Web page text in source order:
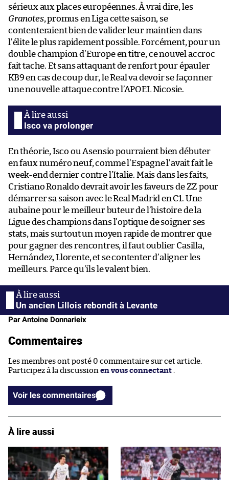
sérieux aux places européennes. À vrai dire, les
Granotes, promus en Liga cette saison, se
contenteraient bien de valider leur maintien dans
l’élite le plus rapidement possible. Forcément, pour un
double champion d’Europe en titre, ce nouvel accroc
fait tache. Et sans attaquant de renfort pour épauler
KB9 en cas de coup dur, le Real va devoir se façonner
une nouvelle attaque contre l’APOEL Nicosie.
Isco va prolonger
En théorie, Isco ou Asensio pourraient bien débuter
en faux numéro neuf, comme l’Espagne l’avait fait le
week-end dernier contre l’Italie. Mais dans les faits,
Cristiano Ronaldo devrait avoir les faveurs de ZZ pour
démarrer sa saison avec le Real Madrid en C1. Une
aubaine pour le meilleur buteur de l’histoire de la
Ligue des champions dans l’optique de soigner ses
stats, mais surtout un moyen rapide de montrer que
pour gagner des rencontres, il faut oublier Casilla,
Hernández, Llorente, et se contenter d’aligner les
meilleurs. Parce qu’ils le valent bien.
Un ancien Lillois rebondit à Levante
Par Antoine Donnarieix
Commentaires
Les membres ont posté 0 commentaire sur cet article.
Participez à la discussion en vous connectant
Voir les commentaires
À lire aussi